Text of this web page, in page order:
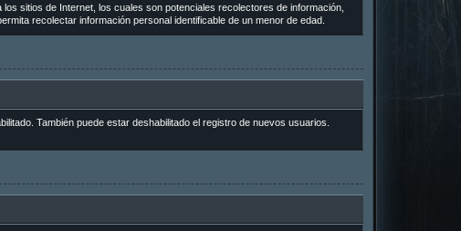
sitios de Internet, los cuales son potenciales recolectores de información,
recolectar información personal identificable de un menor de edad.
También puede estar deshabilitado el registro de nuevos usuarios.